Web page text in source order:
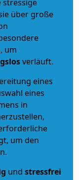
stressige
über große
, um
verläuft.
eines
eines
in
um den
und stressfrei